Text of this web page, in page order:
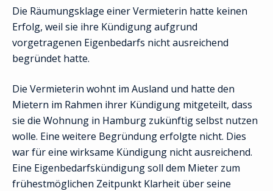
Die Räumungsklage einer Vermieterin hatte keinen
Erfolg, weil sie ihre Kündigung aufgrund
vorgetragenen Eigenbedarfs nicht ausreichend
begründet hatte.
Die Vermieterin wohnt im Ausland und hatte den
Mietern im Rahmen ihrer Kündigung mitgeteilt, dass
sie die Wohnung in Hamburg zukünftig selbst nutzen
wolle. Eine weitere Begründung erfolgte nicht. Dies
war für eine wirksame Kündigung nicht ausreichend.
Eine Eigenbedarfskündigung soll dem Mieter zum
frühestmöglichen Zeitpunkt Klarheit über seine